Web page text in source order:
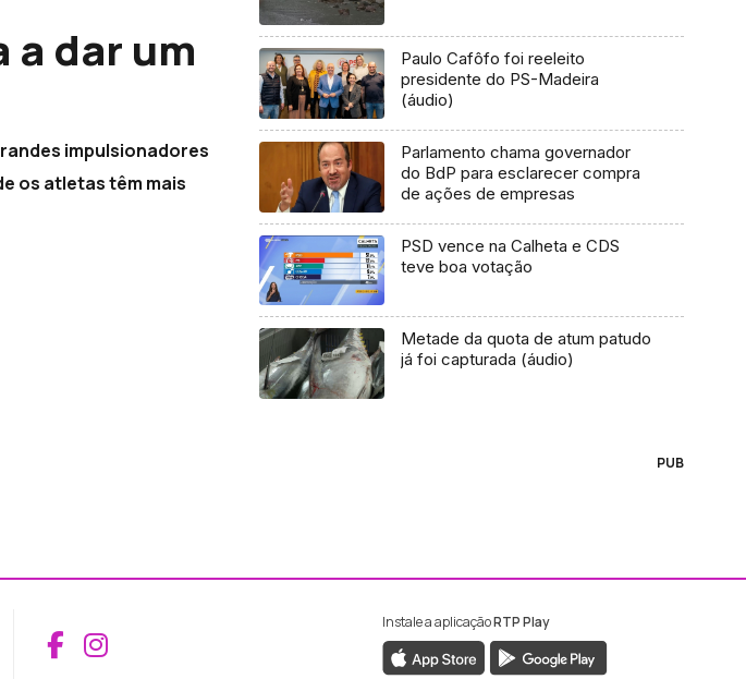
dar um
impulsionadores
os atletas têm mais
Paulo Cafôfo foi reeleito
presidente do PS-Madeira
(áudio)
Parlamento chama governador
do BdP para esclarecer compra
de ações de empresas
PSD vence na Calheta e CDS
teve boa votação
Metade da quota de atum patudo
já foi capturada (áudio)
PUB
Aceder ao Facebook da RTP Madeira
Aceder ao Instagram da RTP Madeira
Instale a aplicaçãoRTP Play